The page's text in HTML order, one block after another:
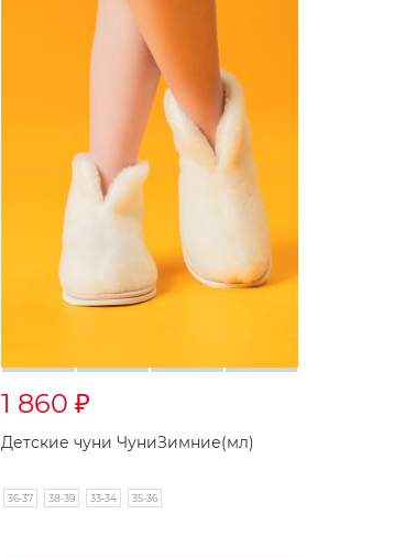
1 860 ₽
Детские чуни ЧуниЗимние(мл)
36-37 38-39 33-34 35-36